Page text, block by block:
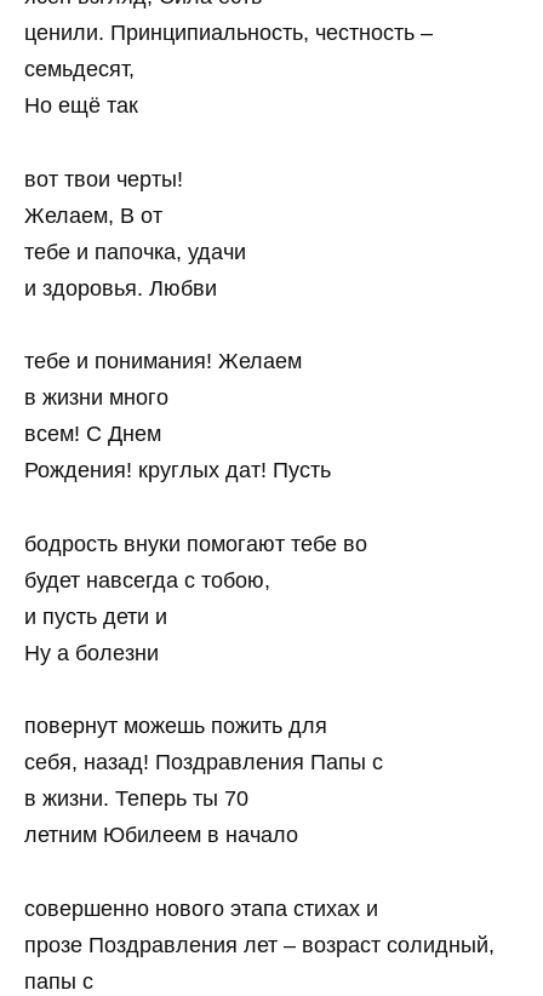
ценили. Принципиальность, честность –
семьдесят,
Но ещё так
вот твои черты!
Желаем, В от
тебе и папочка, удачи
и здоровья. Любви
тебе и понимания! Желаем
в жизни много
всем! С Днем
Рождения! круглых дат! Пусть
бодрость внуки помогают тебе во
будет навсегда с тобою,
и пусть дети и
Ну а болезни
повернут можешь пожить для
себя, назад! Поздравления Папы с
в жизни. Теперь ты 70
летним Юбилеем в начало
совершенно нового этапа стихах и
прозе Поздравления лет – возраст солидный,
папы с